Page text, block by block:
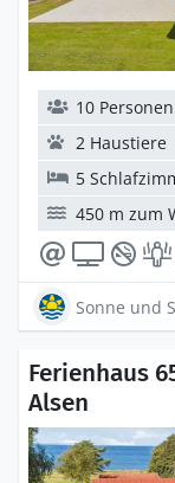
10 Personen
2 Haustiere
5
450 m zum
Sonne und
Ferienhaus
Alsen